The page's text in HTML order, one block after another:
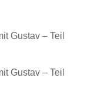
Gustav – Teil
Gustav – Teil